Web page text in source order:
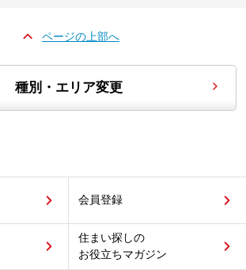
ページの上部へ
種別・エリア変更
会員登録
住まい探しの
お役立ちマガジン